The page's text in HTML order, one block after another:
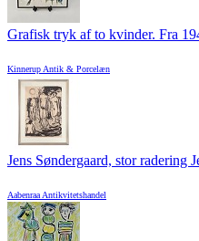
Grafisk tryk af to kvinder. Fra
Kinnerup Antik & Porcelæn
Jens Søndergaard, stor radering
Aabenraa Antikvitetshandel